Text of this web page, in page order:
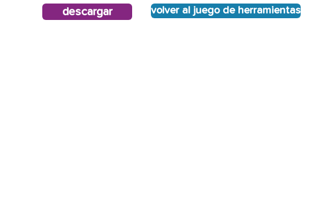
descargar volver al juego de herramientas